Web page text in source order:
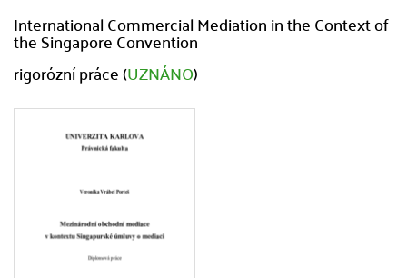
International Commercial Mediation in the Context of
the Singapore Convention
rigorózní práce (UZNÁNO)